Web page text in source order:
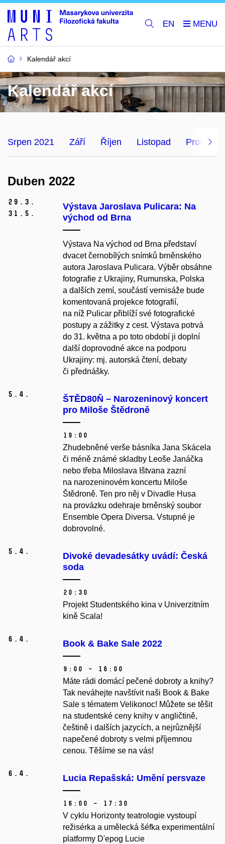
EN
Kalendář akcí
Kalendář akcí
Srpen 2021 Září Říjen Listopad Prosinec
Duben 2022
29. 3.
31. 5.
Výstava Jaroslava Pulicara: Na
východ od Brna
Výstava Na východ od Brna představí
dvacet černobílých snímků brněnského
autora Jaroslava Pulicara. Výběr obsáhne
fotografie z Ukrajiny, Rumunska, Polska
a dalších zemí, součástí vernisáže bude
komentovaná projekce fotografií,
na níž Pulicar přiblíží své fotografické
postupy a zážitky z cest. Výstava potrvá
do 31. května a po toto období ji doplní
další doprovodné akce na podporu
Ukrajiny: mj. autorská čtení, debaty
či přednášky.
5. 4.
ŠTĚD80Ň – Narozeninový koncert
pro Miloše Štědroně
19:00
Zhudebněné verše básníka Jana Skácela
či méně známé skladby Leoše Janáčka
nebo třeba Miloslava Ištvana zazní
na narozeninovém koncertu Miloše
Štědroně. Ten pro něj v Divadle Husa
na provázku odehraje brněnský soubor
Ensemble Opera Diversa. Vstupné je
dobrovolné.
5. 4.
Divoké devadesátky uvádí: Česká
soda
20:30
Projekt Studentského kina v Univerzitním
kině Scala!
6. 4. Book & Bake Sale 2022
9:00 – 16:00
Máte rádi domácí pečené dobroty a knihy?
Tak neváhejte navštívit naši Book & Bake
Sale s tématem Velikonoc! Můžete se těšit
na studentské ceny knihy v angličtině,
češtině i dalších jazycích, a nejrůznější
napečené dobroty s velmi příjemnou
cenou. Těšíme se na vás!
6. 4. Lucia Repašská: Umění persvaze
16:00 – 17:30
V cyklu Horizonty teatrologie vystoupí
režisérka a umělecká šéfka experimentální
platformy D'epog Lucie